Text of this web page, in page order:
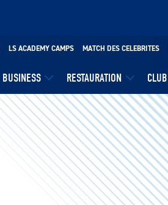
BUSINESS RESTAURATION CLUB
LS ACADEMY CAMPS MATCH DES CELEBRITES